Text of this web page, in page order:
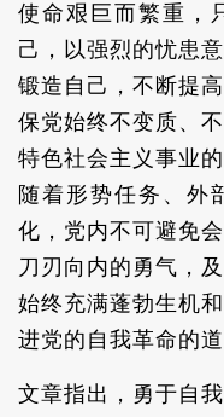
使命艰巨而繁重，
己，以强烈的忧患
锻造自己，不断提
保党始终不变质、
特色社会主义事业
随着形势任务、外
化，党内不可避免
刀刃向内的勇气，
始终充满蓬勃生机
进党的自我革命的道
文章指出，勇于自